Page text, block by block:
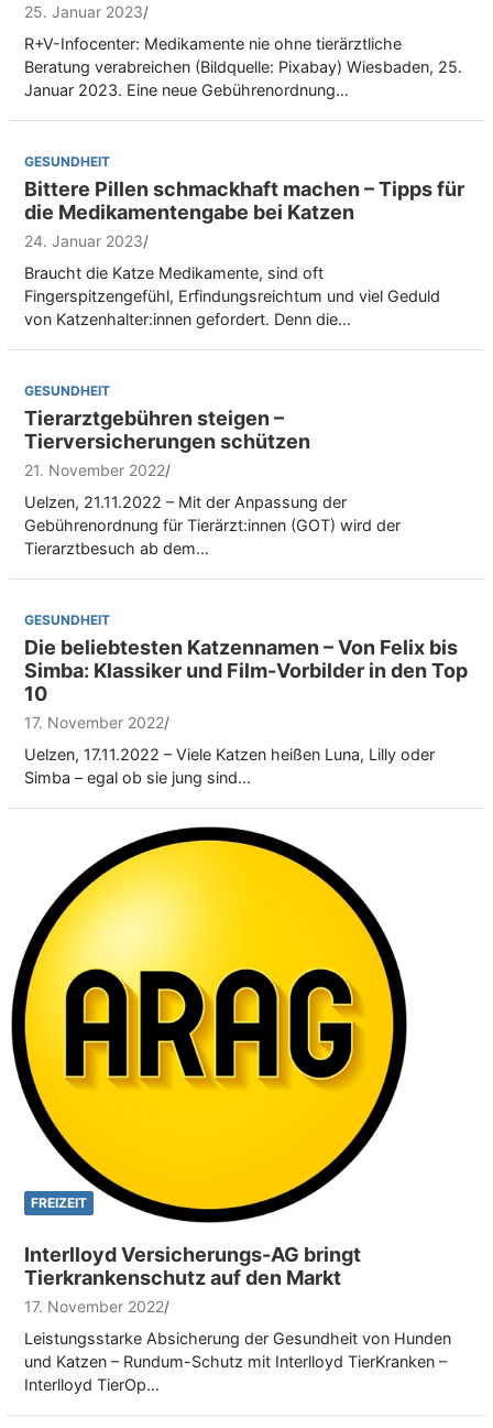
25. Januar 2023
R+V-Infocenter: Medikamente nie ohne tierärztliche
Beratung verabreichen (Bildquelle: Pixabay) Wiesbaden, 25.
Januar 2023. Eine neue Gebührenordnung…
GESUNDHEIT
Bittere Pillen schmackhaft machen – Tipps für
die Medikamentengabe bei Katzen
24. Januar 2023
Braucht die Katze Medikamente, sind oft
Fingerspitzengefühl, Erfindungsreichtum und viel Geduld
von Katzenhalter:innen gefordert. Denn die…
GESUNDHEIT
Tierarztgebühren steigen –
Tierversicherungen schützen
21. November 2022
Uelzen, 21.11.2022 – Mit der Anpassung der
Gebührenordnung für Tierärzt:innen (GOT) wird der
Tierarztbesuch ab dem…
GESUNDHEIT
Die beliebtesten Katzennamen – Von Felix bis
Simba: Klassiker und Film-Vorbilder in den Top
10
17. November 2022
Uelzen, 17.11.2022 – Viele Katzen heißen Luna, Lilly oder
Simba – egal ob sie jung sind…
FREIZEIT
Interlloyd Versicherungs-AG bringt
Tierkrankenschutz auf den Markt
17. November 2022
Leistungsstarke Absicherung der Gesundheit von Hunden
und Katzen – Rundum-Schutz mit Interlloyd TierKranken –
Interlloyd TierOp…